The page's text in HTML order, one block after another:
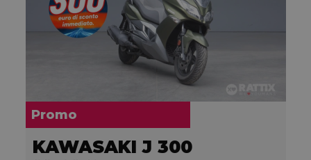
Promo
KAWASAKI J 300